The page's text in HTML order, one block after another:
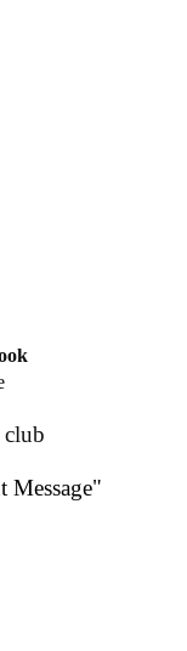
Message"